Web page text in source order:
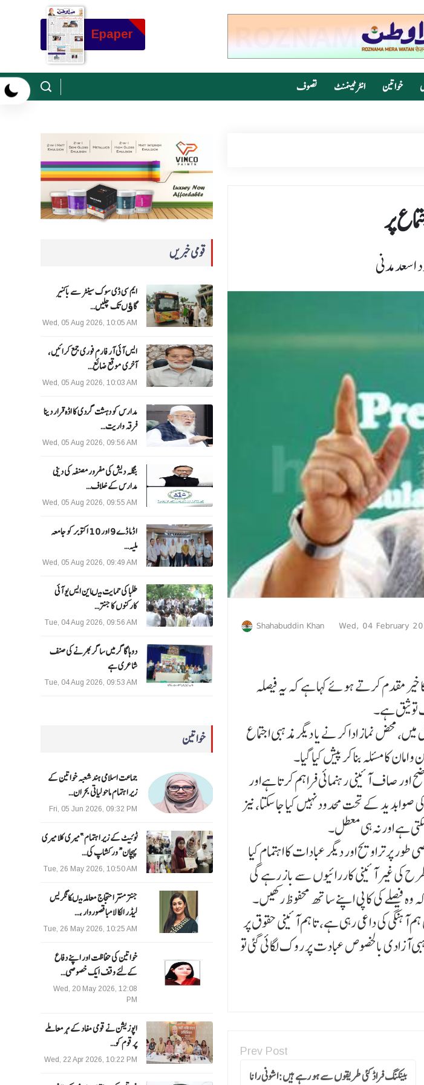
Epaper
خواتین انٹرٹینمنٹ تصوف
قومی خبریں
ایم سی ڈی سوک سینٹر سے باکنیر
گاﺅں تک چلیں…
Wed, 05 Aug 2026, 10:05 AM
ایس آئی آر فارم فوری جمع کرائیں،
آخری موقع ضائع…
Wed, 05 Aug 2026, 10:03 AM
مدارس کو دہشت گردی کا اڈہ قرار دینا
فرقہ واریت…
Wed, 05 Aug 2026, 09:56 AM
بنگلہ دیش کی مفرور مصنفہ کی دینی
مدارس کے خلاف…
Wed, 05 Aug 2026, 09:55 AM
ا ڈما ڈے 9 اور 10 اکتوبر کو جامعہ
ملیہ…
Wed, 05 Aug 2026, 09:49 AM
طلبا کی حمایت میںاین ایس یو آئی
کارکنوں کا جنتر…
Tue, 04 Aug 2026, 09:56 AM
دوہا گاگر میں ساگر بھرنے کی صنف
شاعری ہے
Tue, 04 Aug 2026, 09:53 AM
خواتین
جماعت اسلامی ہند شعبہ خواتین کے
زیر اہتمام ماحولیاتی بحران…
Fri, 05 Jun 2026, 09:32 PM
ٹوئیٹ کے زیر اہتمام ”میری کلا میری
پہچان“ ورکشاپ کی…
Tue, 26 May 2026, 10:50 AM
جنتر منتر احتجاج معاملہ میںکانگریس
لیڈر الکا لامبا قصوروار ،…
Tue, 26 May 2026, 10:25 AM
خواتین کی حفاظت اور اپنے دفاع
کےلئے وقف ایک خصوصی…
Wed, 20 May 2026, 12:08
PM
اپوزیشن نے قومی مفاد کے ہر معاملے
پر قوم کو…
Wed, 22 Apr 2026, 10:22 PM
پر
اسعد مدنی
Shahabuddin Khan Wed, 04 February
خیرمقدم کرتے ہوئے کہا ہے کہ یہ فیصلہ
محض نماز ادا کر نے یا دیگر مذہبی اجتماع
کا مسئلہ بنا کر پیش کیا گیا۔
اور صاف آئینی رہنمائی فراہم کرتا ہےاور
کے تحت محدود نہیں کیا جا سکتا، نیز
ہے اور نہ ہی معطل۔
پر تراویح اور دیگر عبادات کا اہتمام کیا
کی غیر آئینی کاررائیوں سے باز رہے گی
فیصلے کی کاپی اپنے ساتھ محفوظ رکھیں۔
ہم آہنگی کی داعی رہی ہے، تاہم آئینی حقوق پر
آزادی بالخصوص عبادت پر روک لگائی گئی تو
Prev Post
بینکنگ فراڈ کئی طریقوں سے ہو رہے ہیں:اشونی رانا